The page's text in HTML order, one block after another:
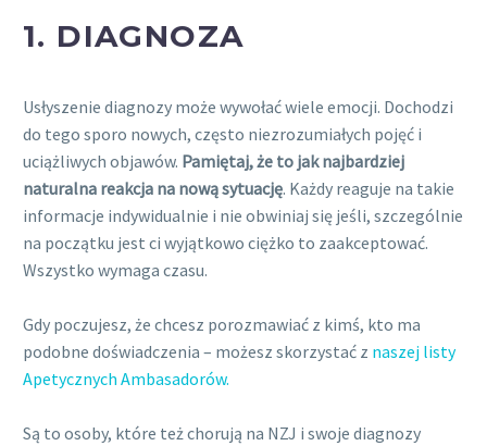
1. DIAGNOZA
Usłyszenie diagnozy może wywołać wiele emocji. Dochodzi
do tego sporo nowych, często niezrozumiałych pojęć i
uciążliwych objawów. Pamiętaj, że to jak najbardziej
naturalna reakcja na nową sytuację. Każdy reaguje na takie
informacje indywidualnie i nie obwiniaj się jeśli, szczególnie
na początku jest ci wyjątkowo ciężko to zaakceptować.
Wszystko wymaga czasu.
Gdy poczujesz, że chcesz porozmawiać z kimś, kto ma
podobne doświadczenia – możesz skorzystać z naszej listy
Apetycznych Ambasadorów.
Są to osoby, które też chorują na NZJ i swoje diagnozy